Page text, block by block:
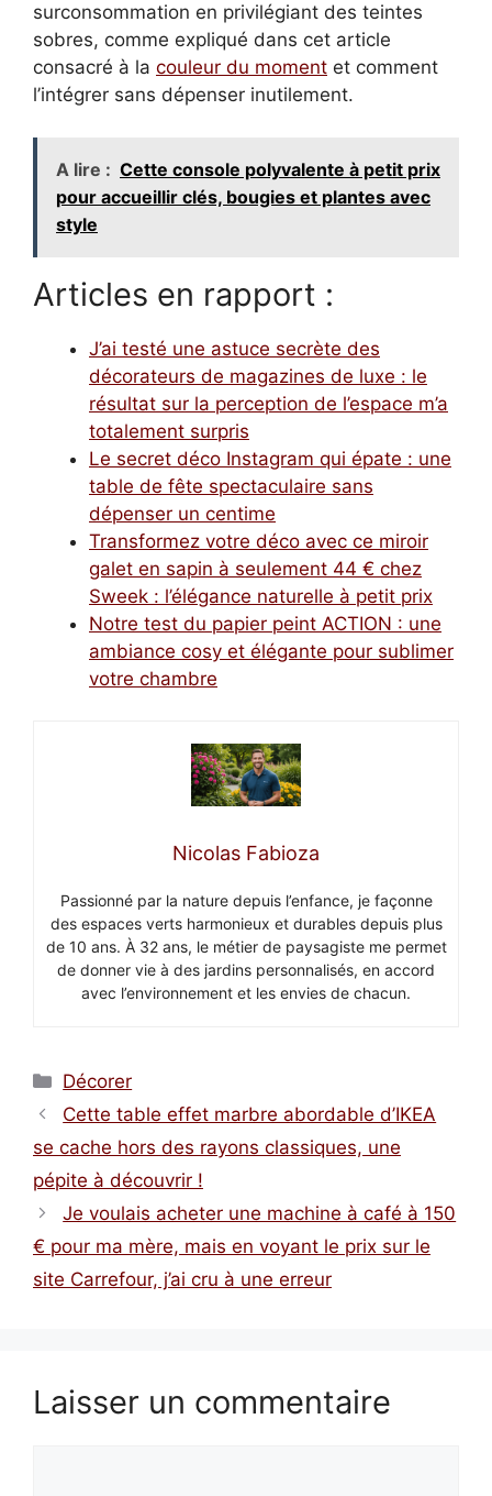
surconsommation en privilégiant des teintes
sobres, comme expliqué dans cet article
consacré à la couleur du moment et comment
l’intégrer sans dépenser inutilement.
A lire : Cette console polyvalente à petit prix
pour accueillir clés, bougies et plantes avec
style
Articles en rapport :
J’ai testé une astuce secrète des
décorateurs de magazines de luxe : le
résultat sur la perception de l’espace m’a
totalement surpris
Le secret déco Instagram qui épate : une
table de fête spectaculaire sans
dépenser un centime
Transformez votre déco avec ce miroir
galet en sapin à seulement 44 € chez
Sweek : l’élégance naturelle à petit prix
Notre test du papier peint ACTION : une
ambiance cosy et élégante pour sublimer
votre chambre
Nicolas Fabioza
Passionné par la nature depuis l’enfance, je façonne
des espaces verts harmonieux et durables depuis plus
de 10 ans. À 32 ans, le métier de paysagiste me permet
de donner vie à des jardins personnalisés, en accord
avec l’environnement et les envies de chacun.
Catégories
Décorer
Cette table effet marbre abordable d’IKEA
se cache hors des rayons classiques, une
pépite à découvrir !
Je voulais acheter une machine à café à 150
€ pour ma mère, mais en voyant le prix sur le
site Carrefour, j’ai cru à une erreur
Laisser un commentaire